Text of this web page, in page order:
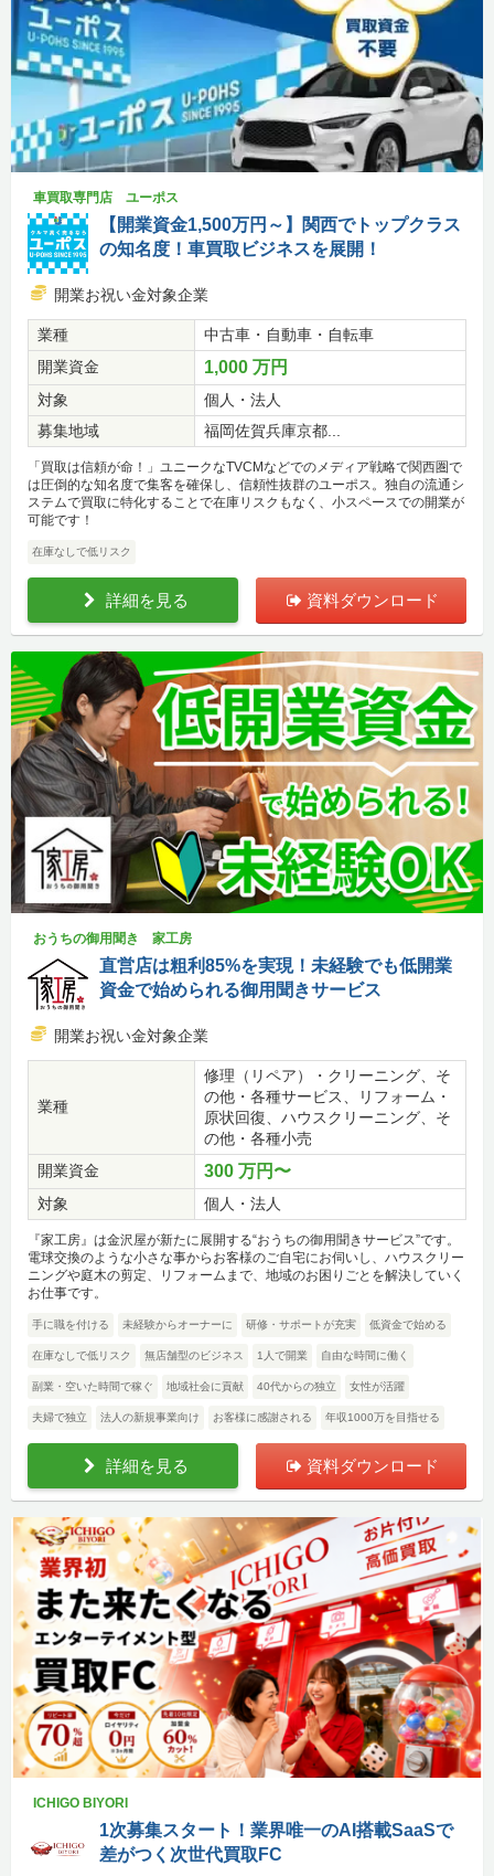
車買取専門店 ユーポス
【開業資金1,500万円～】関西でトップクラス
の知名度！車買取ビジネスを展開！
開業お祝い金対象企業
業種
中古車・自動車・自転車
開業資金
1,000 万円
対象
個人・法人
募集地域
福岡佐賀兵庫京都...
「買取は信頼が命！」ユニークなTVCMなどでのメディア戦略で関西圏で
は圧倒的な知名度で集客を確保し、信頼性抜群のユーポス。独自の流通シ
ステムで買取に特化することで在庫リスクもなく、小スペースでの開業が
可能です！
在庫なしで低リスク
詳細を見る 資料ダウンロード
おうちの御用聞き 家工房
直営店は粗利85%を実現！未経験でも低開業
資金で始められる御用聞きサービス
開業お祝い金対象企業
業種
修理（リペア）・クリーニング、そ
の他・各種サービス、リフォーム・
原状回復、ハウスクリーニング、そ
の他・各種小売
開業資金
300 万円〜
対象 個人・法人
『家工房』は金沢屋が新たに展開する“おうちの御用聞きサービス”です。
電球交換のような小さな事からお客様のご自宅にお伺いし、ハウスクリー
ニングや庭木の剪定、リフォームまで、地域のお困りごとを解決していく
お仕事です。
手に職を付ける 未経験からオーナーに 研修・サポートが充実 低資金で始める
在庫なしで低リスク 無店舗型のビジネス 1人で開業 自由な時間に働く
副業・空いた時間で稼ぐ 地域社会に貢献 40代からの独立 女性が活躍
夫婦で独立 法人の新規事業向け お客様に感謝される 年収1000万を目指せる
詳細を見る 資料ダウンロード
ICHIGO BIYORI
1次募集スタート！業界唯一のAI搭載SaaSで
差がつく次世代買取FC